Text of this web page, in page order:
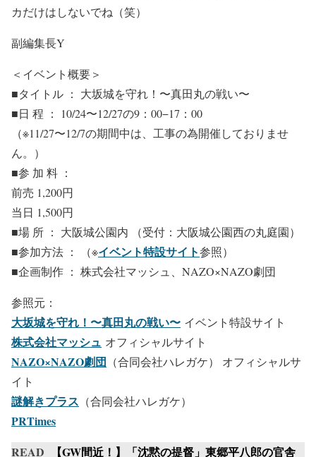
カだけはしないでね（笑）
副編集長Y
＜イベント概要＞
■タイトル ： 大坂城を守れ！〜真田丸の戦い〜
■日 程 ： 10/24〜12/27の9：00−17：00
（※11/27〜12/7の期間中は、工事の為開催しておりませ
ん。）
■参 加 料 ：
前売 1,200円
当日 1,500円
■場 所 ： 大阪城公園内 （受付：大阪城公園西の丸庭園）
■参加方法 ： （※イベント特設サイト参照）
■企画制作 ： 株式会社マッシュ、NAZO×NAZO劇団
参照元：
大坂城を守れ！〜真田丸の戦い〜 イベント特設サイト
株式会社マッシュ オフィシャルサイト
NAZO×NAZO劇団 （合同会社ハレガケ） オフィシャルサ
イト
謎解きプラス （合同会社ハレガケ）
PRTimes
READ
【GW間近！】「沈黙の提督」東郷平八郎の官舎